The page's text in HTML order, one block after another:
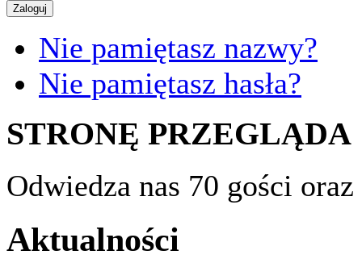
Zaloguj
Nie pamiętasz nazwy?
Nie pamiętasz hasła?
STRONĘ PRZEGLĄDA
Odwiedza nas 70 gości
Aktualności